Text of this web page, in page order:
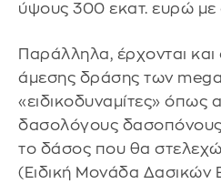
ύψους 300 εκατ. ευρώ με
Παράλληλα, έρχονται
άμεσης δράσης των
«ειδικοδυναμίτες» όπως
δασολόγους
το δάσος που θα
(Ειδική Μονάδα Δασικών